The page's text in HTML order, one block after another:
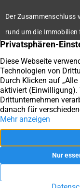
Der Zusammenschluss
rund um die Immobilien
Ihre